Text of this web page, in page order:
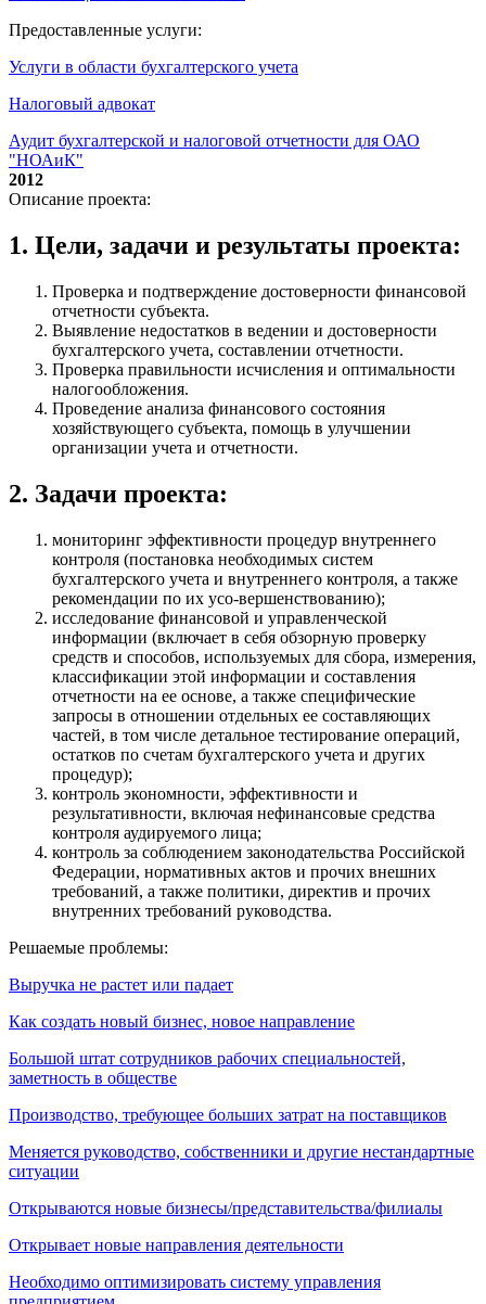
Предоставленные услуги:
Услуги в области бухгалтерского учета
Налоговый адвокат
Аудит бухгалтерской и налоговой отчетности для ОАО
"НОАиК"
2012
Описание проекта:
1. Цели, задачи и результаты проекта:
Проверка и подтверждение достоверности финансовой
отчетности субъекта.
Выявление недостатков в ведении и достоверности
бухгалтерского учета, составлении отчетности.
Проверка правильности исчисления и оптимальности
налогообложения.
Проведение анализа финансового состояния
хозяйствующего субъекта, помощь в улучшении
организации учета и отчетности.
2. Задачи проекта:
мониторинг эффективности процедур внутреннего
контроля (постановка необходимых систем
бухгалтерского учета и внутреннего контроля, а также
рекомендации по их усо-вершенствованию);
исследование финансовой и управленческой
информации (включает в себя обзорную проверку
средств и способов, используемых для сбора, измерения,
классификации этой информации и составления
отчетности на ее основе, а также специфические
запросы в отношении отдельных ее составляющих
частей, в том числе детальное тестирование операций,
остатков по счетам бухгалтерского учета и других
процедур);
контроль экономности, эффективности и
результативности, включая нефинансовые средства
контроля аудируемого лица;
контроль за соблюдением законодательства Российской
Федерации, нормативных актов и прочих внешних
требований, а также политики, директив и прочих
внутренних требований руководства.
Решаемые проблемы:
Выручка не растет или падает
Как создать новый бизнес, новое направление
Большой штат сотрудников рабочих специальностей,
заметность в обществе
Производство, требующее больших затрат на поставщиков
Меняется руководство, собственники и другие нестандартные
ситуации
Открываются новые бизнесы/представительства/филиалы
Открывает новые направления деятельности
Необходимо оптимизировать систему управления